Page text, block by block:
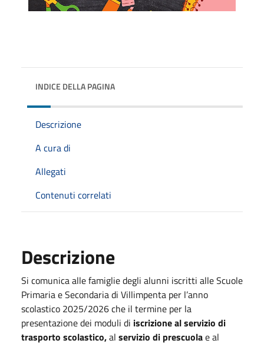
INDICE DELLA PAGINA
Descrizione
A cura di
Allegati
Contenuti correlati
Descrizione
Si comunica alle famiglie degli alunni iscritti alle Scuole
Primaria e Secondaria di Villimpenta per l’anno
scolastico 2025/2026 che il termine per la
presentazione dei moduli di iscrizione al servizio di
trasporto scolastico,al servizio di prescuolae al